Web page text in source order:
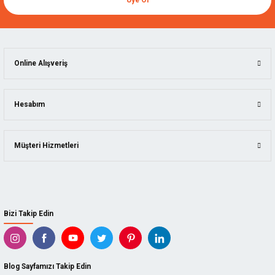
Bizi Takip Edin
Blog Sayfamızı Takip Edin
Online Alışveriş
Hesabım
Müşteri Hizmetleri